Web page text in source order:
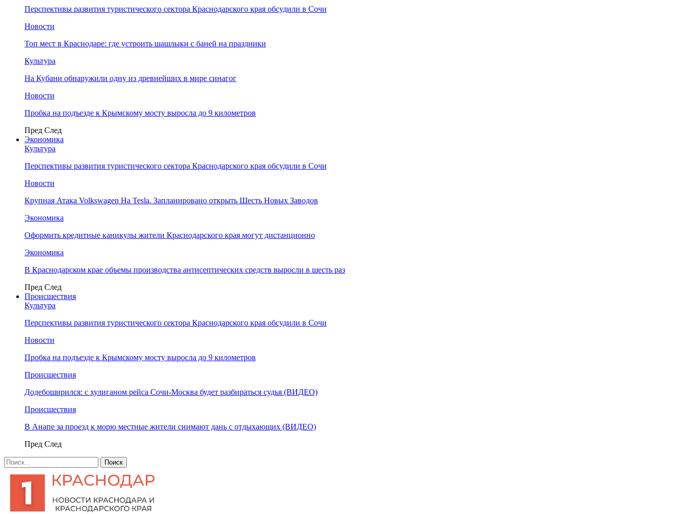
Перспективы развития туристического сектора Краснодарского края обсудили в Сочи
Новости
Топ мест в Краснодаре: где устроить шашлыки с баней на праздники
Культура
На Кубани обнаружили одну из древнейших в мире синагог
Новости
Пробка на подъезде к Крымскому мосту выросла до 9 километров
Пред След
Экономика
Культура
Перспективы развития туристического сектора Краснодарского края обсудили в Сочи
Новости
Крупная Атака Volkswagen На Tesla. Запланировано открыть Шесть Новых Заводов
Экономика
Оформить кредитные каникулы жители Краснодарского края могут дистанционно
Экономика
В Краснодарском крае объемы производства антисептических средств выросли в шесть раз
Пред След
Происшествия
Культура
Перспективы развития туристического сектора Краснодарского края обсудили в Сочи
Новости
Пробка на подъезде к Крымскому мосту выросла до 9 километров
Происшествия
Додебоширился: с хулиганом рейса Сочи-Москва будет разбираться судья (ВИДЕО)
Происшествия
В Анапе за проезд к морю местные жители снимают дань с отдыхающих (ВИДЕО)
Пред След